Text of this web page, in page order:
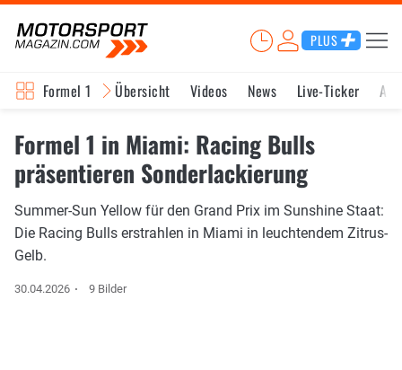
PLUS
Formel 1 Übersicht Videos News Live-Ticker
Formel 1 in Miami: Racing Bulls
präsentieren Sonderlackierung
Summer-Sun Yellow für den Grand Prix im Sunshine Staat:
Die Racing Bulls erstrahlen in Miami in leuchtendem Zitrus-
Gelb.
30.04.2026 9 Bilder